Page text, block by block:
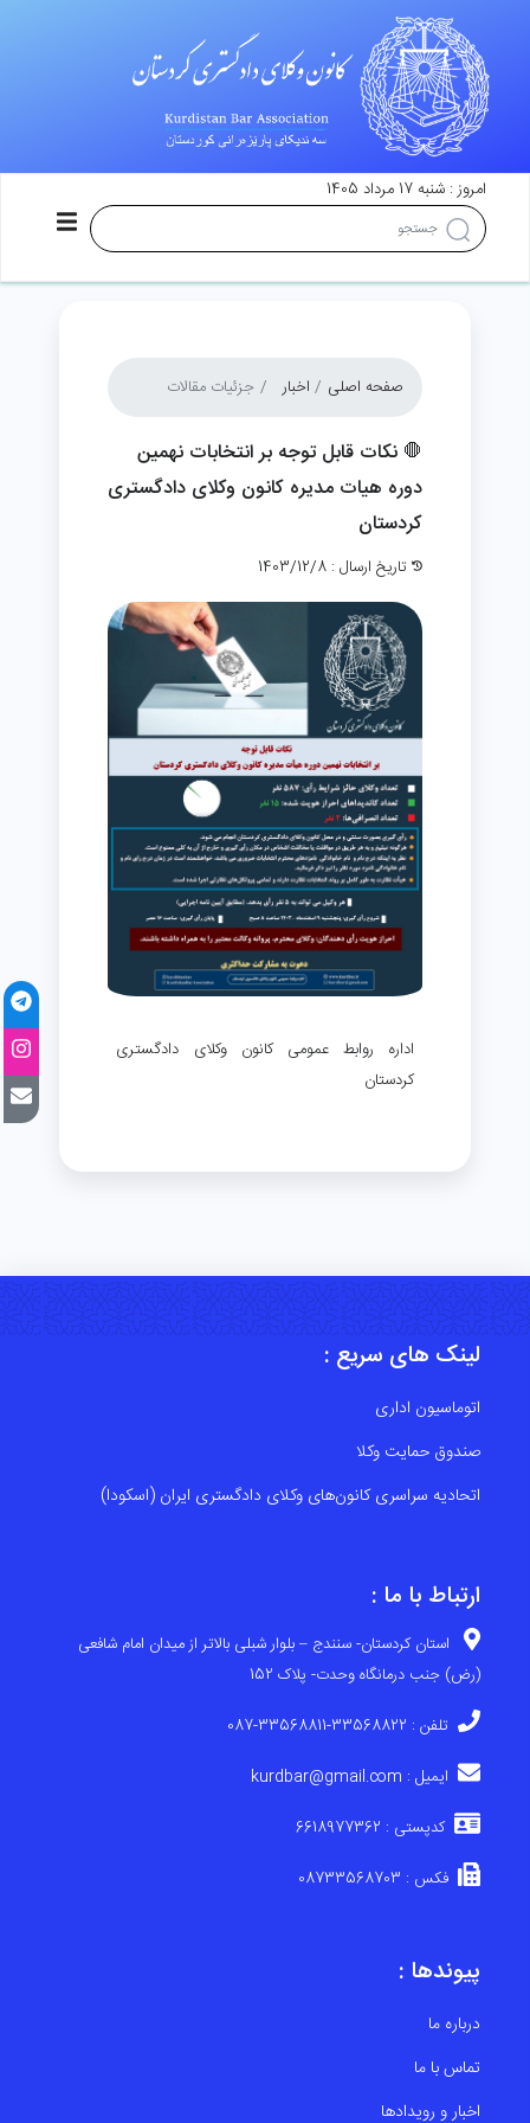
امروز : شنبه 17 مرداد 1405
صفحه اصلی اخبار جزئیات مقالات
🛑 نکات قابل توجه بر انتخابات نهمین
دوره هیات مدیره کانون وکلای دادگستری
کردستان
تاریخ ارسال : 1403/12/8
اداره روابط عمومی کانون وکلای دادگستری
کردستان
لینک های سریع :
اتوماسیون اداری
صندوق حمایت وکلا
اتحادیه سراسری کانون‌های وکلای دادگستری ایران (اسکودا)
پیوندها :
درباره ما
تماس با ما
اخبار و رویدادها
ارتباط با ما :
استان کردستان- سنندج – بلوار شبلی بالاتر از میدان امام شافعی
(رض) جنب درمانگاه وحدت- پلاک 152
تلفن : 33568822-33568811-087
ایمیل : kurdbar@gmail.com
کدپستی : 6618977362
فکس : 08733568703